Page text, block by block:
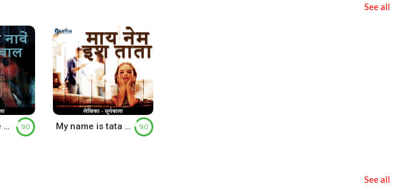
See all
Kagaz ke nawe chandi ke baal (काग़ज़ की नावें चांदी के बाल) 9.0 My name is tata (माय नेम इश ताता) 9.0
See all